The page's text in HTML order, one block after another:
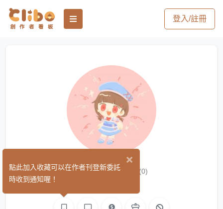
登入/註冊
抹茶歐蕾 (0)
×
點此加入收藏可以在作者刊登新委託
時收到通知喔！